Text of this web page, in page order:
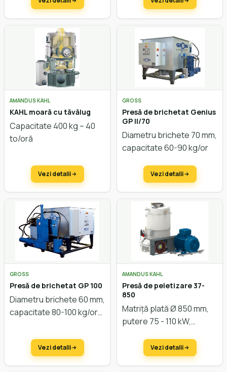
AMANDUS KAHL
KAHL moară cu tăvălug
Capacitate 400 kg – 40
to/oră
Vezi detalii
GROSS
Presă de brichetat Genius
GP II/70
Diametru brichete 70 mm,
capacitate 60-90 kg/or
Vezi detalii
GROSS
Presă de brichetat GP 100
Diametru brichete 60 mm,
capacitate 80-100 kg/oră
Vezi detalii
AMANDUS KAHL
Presă de peletizare 37-
850
Matriță plată Ø 850 mm,
putere 75 - 110 kW,
Vezi detalii